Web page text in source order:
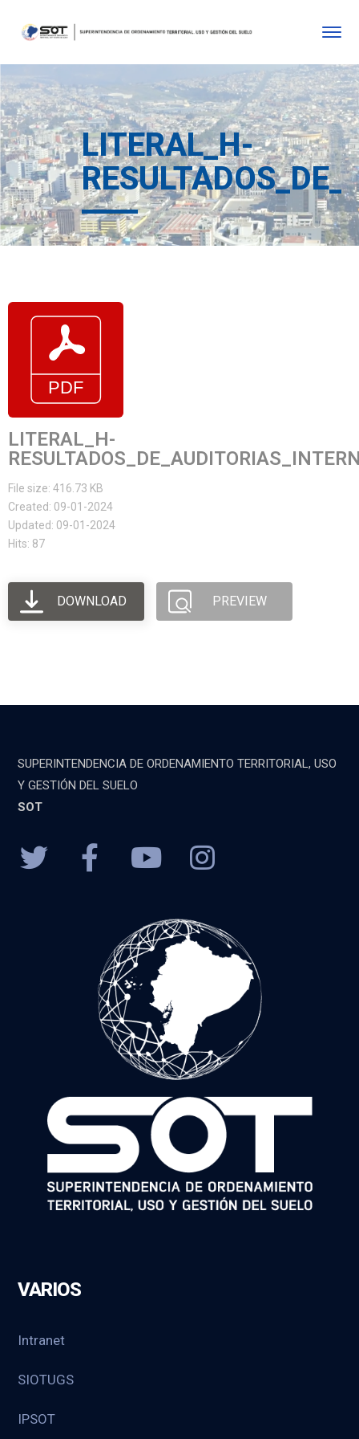
LITERAL_H-
LITERAL_H-
File size: 416.73 KB
Created: 09-01-2024
Updated: 09-01-2024
Hits: 87
DOWNLOAD PREVIEW
SUPERINTENDENCIA DE ORDENAMIENTO TERRITORIAL, USO
Y GESTIÓN DEL SUELO
SOT
VARIOS
Intranet
SIOTUGS
IPSOT